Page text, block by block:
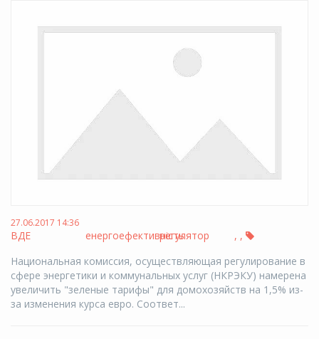
27.06.2017 14:36
ВДЕ ,
енергоефективність ,
регулятор
Национальная комиссия, осуществляющая регулирование в
сфере энергетики и коммунальных услуг (НКРЭКУ) намерена
увеличить "зеленые тарифы" для домохозяйств на 1,5% из-
за изменения курса евро. Соответ...